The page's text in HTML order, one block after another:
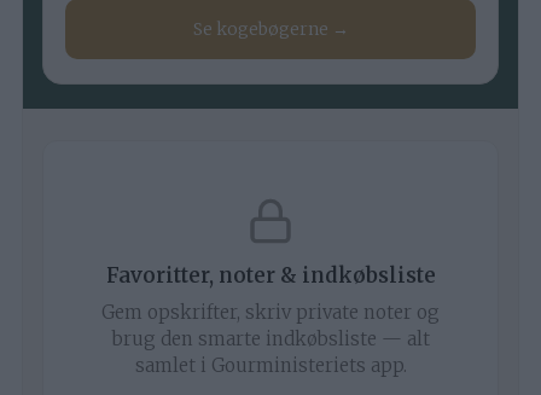
Se kogebøgerne →
Favoritter, noter & indkøbsliste
Gem opskrifter, skriv private noter og
brug den smarte indkøbsliste — alt
samlet i Gourministeriets app.